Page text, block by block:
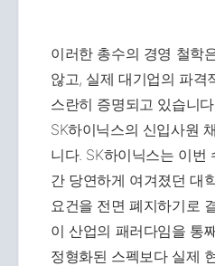
이러한 총수의 경영 철학
않고, 실제 대기업의 파격
스란히 증명되고 있습니
SK하이닉스의 신입사원
니다. SK하이닉스는 이번
간 당연하게 여겨졌던 대
요건을 전면 폐지하기로
이 산업의 패러다임을 통
정형화된 스펙보다 실제